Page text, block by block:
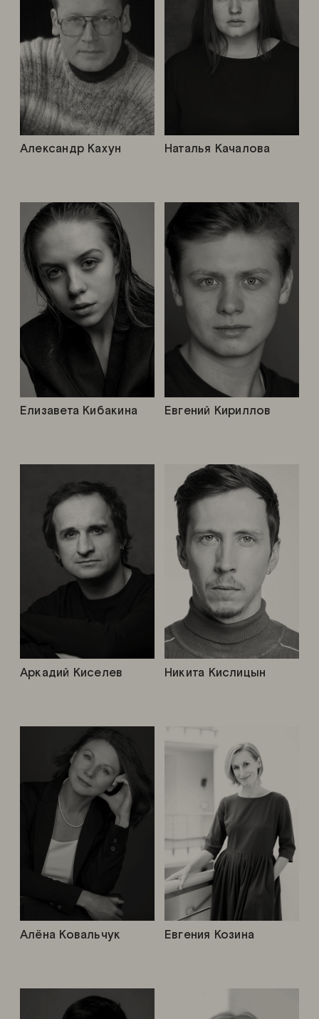
Александр Кахун
Евгения Козина
Елизавета Кибакина
Алёна Ковальчук
Евгений Кириллов
Никита Кислицын
Аркадий Киселев
Наталья Качалова